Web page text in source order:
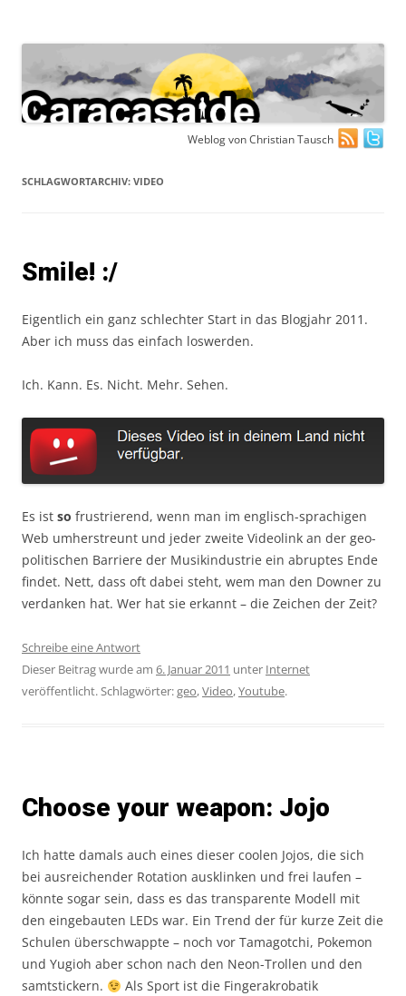
Weblog von Christian Tausch
SCHLAGWORTARCHIV: VIDEO
Smile! :/
Eigentlich ein ganz schlechter Start in das Blogjahr 2011.
Aber ich muss das einfach loswerden.
Ich. Kann. Es. Nicht. Mehr. Sehen.
Es ist so frustrierend, wenn man im englisch-sprachigen
Web umherstreunt und jeder zweite Videolink an der geo-
politischen Barriere der Musikindustrie ein abruptes Ende
findet. Nett, dass oft dabei steht, wem man den Downer zu
verdanken hat. Wer hat sie erkannt – die Zeichen der Zeit?
Schreibe eine Antwort
Dieser Beitrag wurde am 6. Januar 2011 unter Internet
veröffentlicht. Schlagwörter:geo,Video,Youtube.
Choose your weapon: Jojo
Ich hatte damals auch eines dieser coolen Jojos, die sich
bei ausreichender Rotation ausklinken und frei laufen –
könnte sogar sein, dass es das transparente Modell mit
den eingebauten LEDs war. Ein Trend der für kurze Zeit die
Schulen überschwappte – noch vor Tamagotchi, Pokemon
und Yugioh aber schon nach den Neon-Trollen und den
samtstickern.
Als Sport ist die Fingerakrobatik